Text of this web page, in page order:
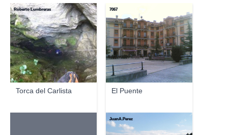
Torca del Carlista
Roberto Lumbreras
El Puente
7067
JuanA.Perez